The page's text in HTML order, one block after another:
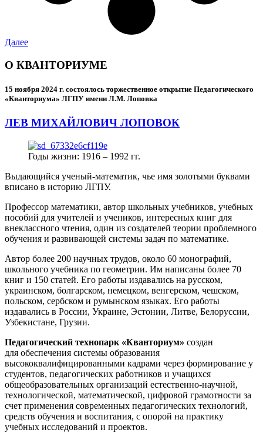
Далее
О КВАНТОРИУМЕ
15 ноября 2024 г. состоялось торжественное открытие Педагогического
«Кванториума» ЛГПУ имени Л.М. Лоповка
ЛЕВ МИХАЙЛОВИЧ ЛОПОВОК
Годы жизни: 1916 – 1992 гг.
Выдающийся ученый-математик, чье имя золотыми буквами
вписано в историю ЛГПУ.
Профессор математики, автор школьных учебников, учебных
пособий для учителей и учеников, интересных книг для
внеклассного чтения, один из создателей теории проблемного
обучения и развивающей системы задач по математике.
Автор более 200 научных трудов, около 60 монографий,
школьного учебника по геометрии. Им написаны более 70
книг и 150 статей. Его работы издавались на русском,
украинском, болгарском, немецком, венгерском, чешском,
польском, сербском и румынском языках. Его работы
издавались в России, Украине, Эстонии, Литве, Белоруссии,
Узбекистане, Грузии.
Педагогический технопарк «Кванториум» создан
для обеспечения системы образования
высококвалифицированными кадрами через формирование у
студентов, педагогических работников и учащихся
общеобразовательных организаций естественно-научной,
технологической, математической, цифровой грамотности за
счет применения современных педагогических технологий,
средств обучения и воспитания, с опорой на практику
учебных исследований и проектов.